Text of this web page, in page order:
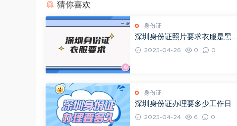
猜你喜欢
身份证
深圳身份证照片要求衣服是黑色
的吗2025-04-26 0 0
身份证
深圳身份证办理要多少工作日
2025-04-24 6 0